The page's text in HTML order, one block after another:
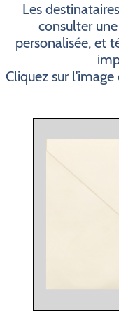
Les
consulter
personalisée, et
Cliquez sur